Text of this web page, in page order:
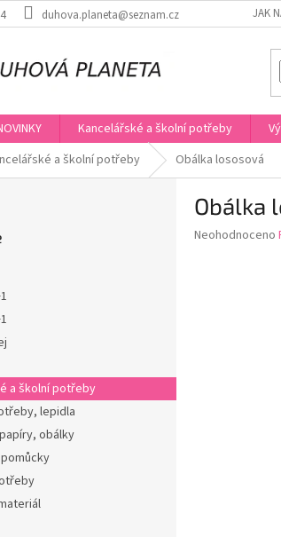
duhova.planeta@seznam.cz JAK
Kancelářské a školní potřeby
a školní potřeby Obálka lososová
a školní potřeby
lepidla
obálky
Obálka
Průměrné
Neohodnoceno